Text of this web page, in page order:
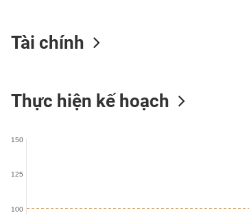
Tài chính
Thực hiện kế hoạch
100
150
125
TƯ
DỮ
LIỆU
Ngành